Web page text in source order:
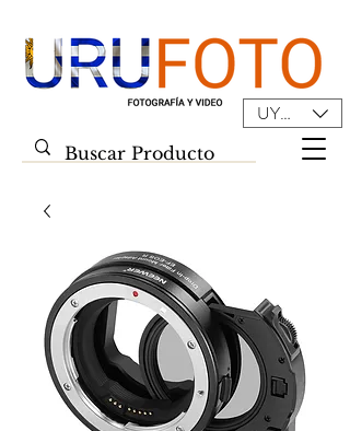
UYU ($U)